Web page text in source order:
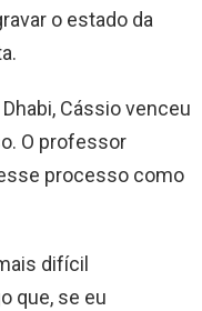
o estado da
Cássio venceu
O professor
processo como
difícil
que, se eu